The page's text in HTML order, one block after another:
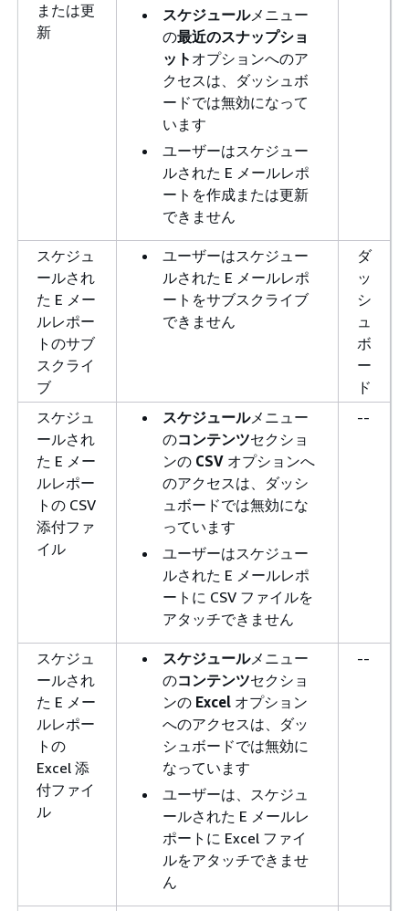
または更
新
スケジュールメニュー
の最近のスナップショ
ット オプションへのア
クセスは、ダッシュボ
ードでは無効になって
います
ユーザーはスケジュー
ルされた E メールレポ
ートを作成または更新
できません
スケジュ
ールされ
た E メー
ルレポー
トのサブ
スクライ
ブ
ユーザーはスケジュー
ルされた E メールレポ
ートをサブスクライブ
できません
ダ
ッ
シ
ュ
ボ
ー
ド
スケジュ
ールされ
た E メー
ルレポー
トの CSV
添付ファ
イル
スケジュールメニュー
のコンテンツセクショ
ンの CSV オプションへ
のアクセスは、ダッシ
ュボードでは無効にな
っています
ユーザーはスケジュー
ルされた E メールレポ
ートに CSV ファイルを
アタッチできません
--
スケジュ
ールされ
た E メー
ルレポー
トの
Excel 添
付ファイ
ル
スケジュールメニュー
のコンテンツセクショ
ンの Excel オプション
へのアクセスは、ダッ
シュボードでは無効に
なっています
ユーザーは、スケジュ
ールされた E メールレ
ポートに Excel ファイ
ルをアタッチできませ
ん
--